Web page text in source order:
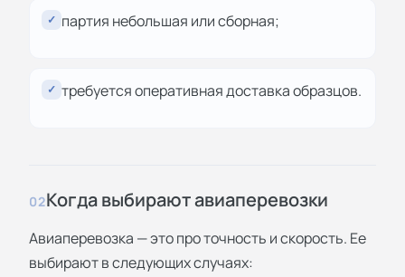
✓ партия небольшая или сборная;
✓ требуется оперативная доставка образцов.
02Когда выбирают авиаперевозки
Авиаперевозка — это про точность и скорость. Ее
выбирают в следующих случаях: